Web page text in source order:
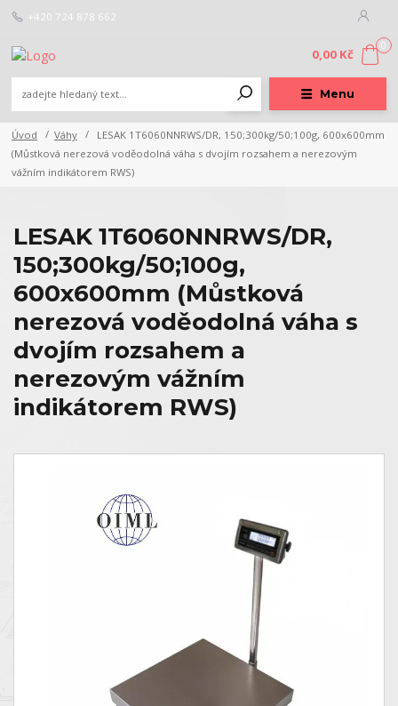
Menu
+420 724 878 662
0
0,00 Kč
Úvod Váhy
LESAK 1T6060NNRWS/DR, 150;300kg/50;100g, 600x600mm
(Můstková nerezová voděodolná váha s dvojím rozsahem a nerezovým
vážním indikátorem RWS)
LESAK 1T6060NNRWS/DR,
150;300kg/50;100g,
600x600mm (Můstková
nerezová voděodolná váha s
dvojím rozsahem a
nerezovým vážním
indikátorem RWS)